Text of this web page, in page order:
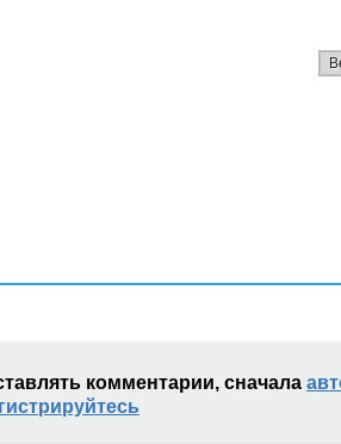
комментарии, сначала